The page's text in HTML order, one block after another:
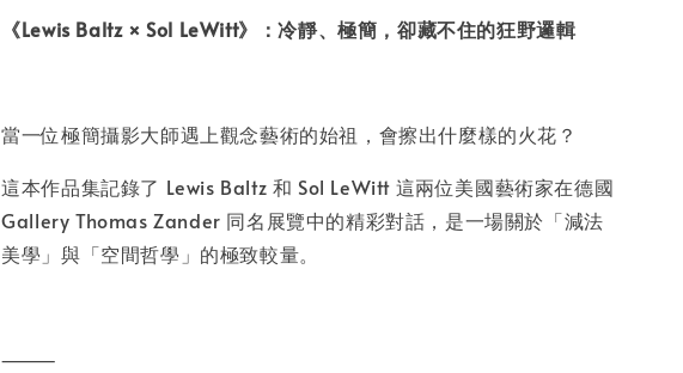
NT$ 50
- +
加入購物車
《Lewis Baltz × Sol LeWitt》：冷靜、極簡，卻藏不住的狂野邏輯
當一位極簡攝影大師遇上觀念藝術的始祖，會擦出什麼樣的火花？
這本作品集記錄了 Lewis Baltz 和 Sol LeWitt 這兩位美國藝術家在德國
Gallery Thomas Zander 同名展覽中的精彩對話，是一場關於「減法
美學」與「空間哲學」的極致較量。
⸻